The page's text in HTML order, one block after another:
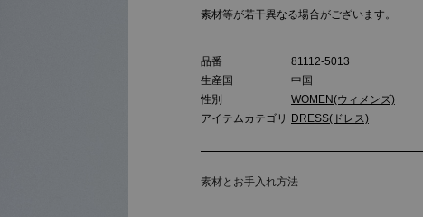
素材等が若干異なる場合がございます。
品番
81112-5013
生産国
中国
性別
WOMEN(ウィメンズ)
アイテムカテゴリ
DRESS(ドレス)
素材とお手入れ方法